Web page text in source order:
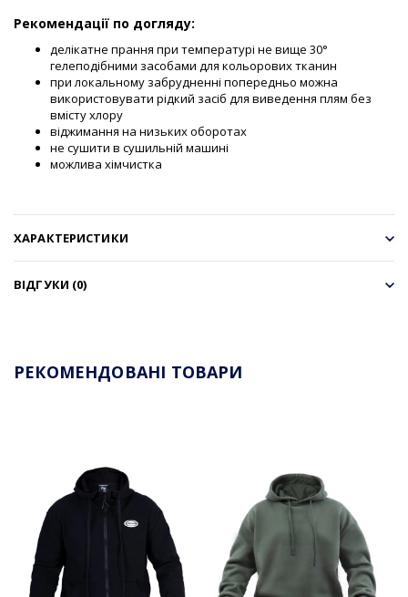
Рекомендації по догляду:
делікатне прання при температурі не вище 30°
гелеподібними засобами для кольорових тканин
при локальному забрудненні попередньо можна
використовувати рідкий засіб для виведення плям без
вмісту хлору
віджимання на низьких оборотах
не сушити в сушильній машині
можлива хімчистка
ХАРАКТЕРИСТИКИ
ВІДГУКИ (0)
РЕКОМЕНДОВАНІ ТОВАРИ